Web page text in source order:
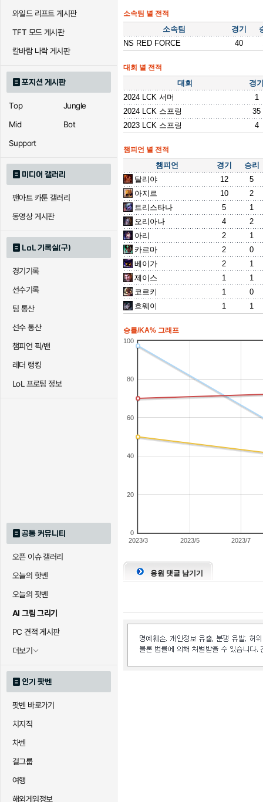
와일드 리프트 게시판
TFT 모드 게시판
칼바람 나락 게시판
포지션 게시판
Top
Jungle
Mid
Bot
Support
미디어 갤러리
팬아트 카툰 갤러리
동영상 게시판
LoL 기록실(구)
경기기록
선수기록
팀 통산
선수 통산
챔피언 픽/밴
레더 랭킹
LoL 프로팀 정보
공통 커뮤니티
오픈 이슈 갤러리
오늘의 핫벤
오늘의 팟벤
AI 그림 그리기
PC 견적 게시판
더보기
인기 팟벤
팟벤 바로가기
치지직
차벤
걸그룹
여행
해외게임정보
소속팀 별 전적
소속팀 경기
NS RED FORCE
40
대회 별 전적
대회
경
2024 LCK 서머
1
2024 LCK 스프링
35
2023 LCK 스프링
4
챔피언 별 전적
챔피언 경기
승리
탈리야
12
5
아지르
10
2
트리스타나
5
1
오리아나
4
2
아리
2
1
카르마
2
0
베이가
2
1
제이스
1
1
코르키
1
0
흐웨이
1 1
승률/KA% 그래프
2023/3 2023/5 2023/7
0
20
40
60
80
100
응원 댓글 남기기